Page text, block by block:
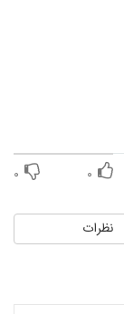
۰ ۰
نظرات